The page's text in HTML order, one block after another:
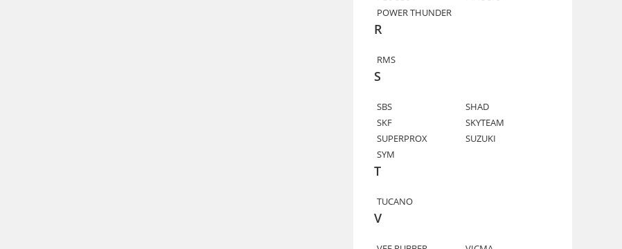
POWER THUNDER
R
RMS
S
SBS
SHAD
SKF
SKYTEAM
SUPERPROX
SUZUKI
SYM
T
TUCANO
V